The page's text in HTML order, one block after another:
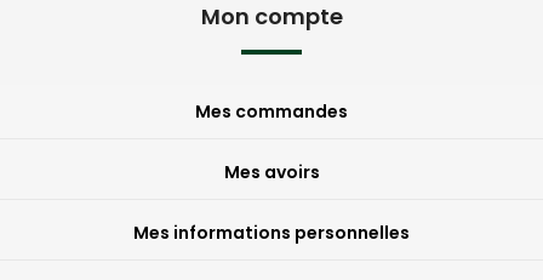
Mon compte
Mes commandes
Mes avoirs
Mes informations personnelles